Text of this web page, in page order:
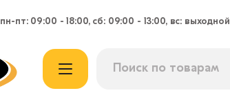
пн-пт: 09:00 - 18:00, сб: 09:00 - 13:00, вс: выходной